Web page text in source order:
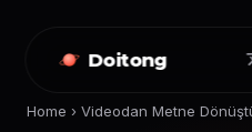
Doitong
Home › Videodan Metne